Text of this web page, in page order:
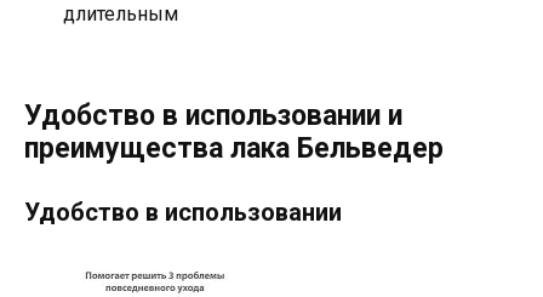
длительным
Удобство в использовании и
преимущества лака Бельведер
Удобство в использовании